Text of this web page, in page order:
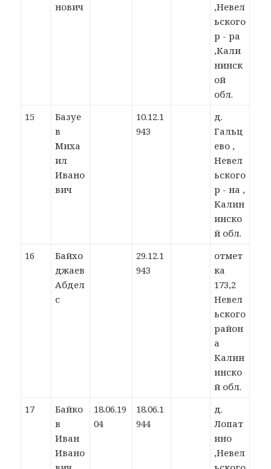
нович
,Невел
ьского
р - ра
,Кали
нинск
ой
обл.
15
Базуе
в
Миха
ил
Ивано
вич
10.12.1
943
д.
Гальц
ево ,
Невел
ьского
р - на ,
Калин
инско
й обл.
16
Байхо
джаев
Абдел
с
29.12.1
943
отмет
ка
173,2
Невел
ьского
район
а
Калин
инско
й обл.
17
Байко
в
Иван
Ивано
18.06.19
04
18.06.1
944
д.
Лопат
ино
,Невел